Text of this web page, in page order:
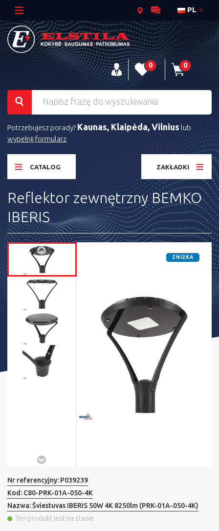
PL
0 0
Potrzebujesz porady? Kaunas, Klaipėda, Vilnius lub
wypełnij formularz
CATALOG ZAKŁADKI
Reflektor zewnętrzny BEMKO
IBERIS
ZNIŻKA
Nr referencyjny: P039239
Kod: C80-PRK-01A-050-4K
Nazwa:Šviestuvas IBERIS 50W 4K 8250lm (PRK-01A-050-4K)
Ten produkt jest na stanie